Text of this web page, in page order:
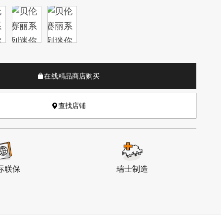
在线精品商店购买
查找店铺
联保 瑞士制造